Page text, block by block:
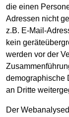
die einen
Adressen nicht
z.B. E-Mail-
kein
werden vor der
demographische
an Dritte
Der